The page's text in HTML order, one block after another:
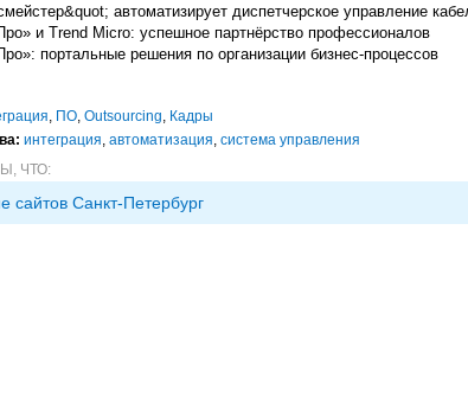
автоматизирует диспетчерское управление
и Trend Micro: успешное партнёрство профессионалов
портальные решения по организации бизнес-процессов
, ПО, Outsourcing, Кадры
интеграция, автоматизация, система управления
ЧТО:
сайтов Санкт-Петербург